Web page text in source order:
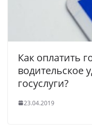
Как оплатить
водительское
госуслуги?
23.04.2019